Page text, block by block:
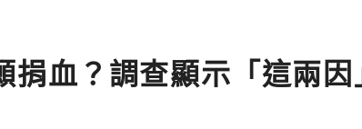
捐血？調查顯示「這兩